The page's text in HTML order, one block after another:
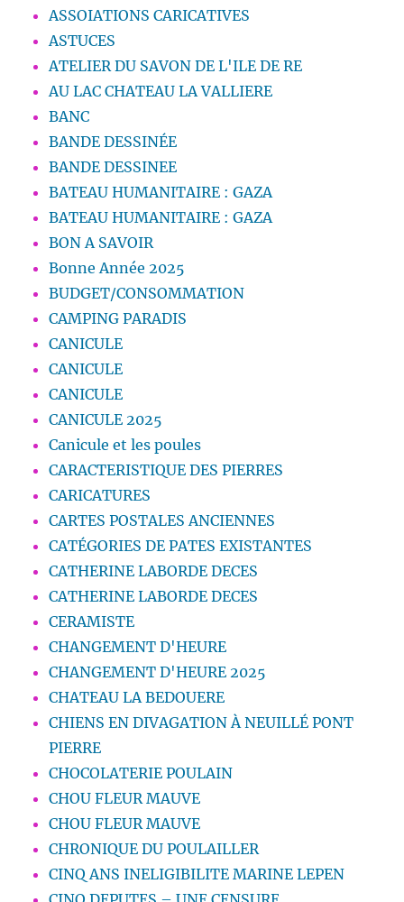
ASSOIATIONS CARICATIVES
ASTUCES
ATELIER DU SAVON DE L'ILE DE RE
AU LAC CHATEAU LA VALLIERE
BANC
BANDE DESSINÉE
BANDE DESSINEE
BATEAU HUMANITAIRE : GAZA
BATEAU HUMANITAIRE : GAZA
BON A SAVOIR
Bonne Année 2025
BUDGET/CONSOMMATION
CAMPING PARADIS
CANICULE
CANICULE
CANICULE
CANICULE 2025
Canicule et les poules
CARACTERISTIQUE DES PIERRES
CARICATURES
CARTES POSTALES ANCIENNES
CATÉGORIES DE PATES EXISTANTES
CATHERINE LABORDE DECES
CATHERINE LABORDE DECES
CERAMISTE
CHANGEMENT D'HEURE
CHANGEMENT D'HEURE 2025
CHATEAU LA BEDOUERE
CHIENS EN DIVAGATION À NEUILLÉ PONT
PIERRE
CHOCOLATERIE POULAIN
CHOU FLEUR MAUVE
CHOU FLEUR MAUVE
CHRONIQUE DU POULAILLER
CINQ ANS INELIGIBILITE MARINE LEPEN